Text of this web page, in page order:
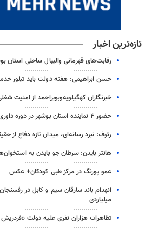
تازه‌ترین اخبار
رقابت‌های قهرمانی والیبال ساحلی استان
حسن ابراهیمی: هفته دولت باید تبلور
خبرنگاران کهگیلویه‌وبویراحمد از امنیت
حضور ۴ نماینده استان بوشهر در دوره داوری کیک‌بوکسینگ کشور
رئوف: نبرد رسانه‌ای، میدان تازه دفاع از
هانتر بایدن: سرطان جو بایدن به
عمو پورنگ در مرکز طبی کودکان+ عکس
میلیاردی
تظاهرات هزاران نفری علیه دولت